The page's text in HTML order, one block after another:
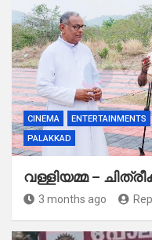
CINEMA ENTERTAINMENTS
PALAKKAD
വള്ളിയമ്മ –
3 months ago